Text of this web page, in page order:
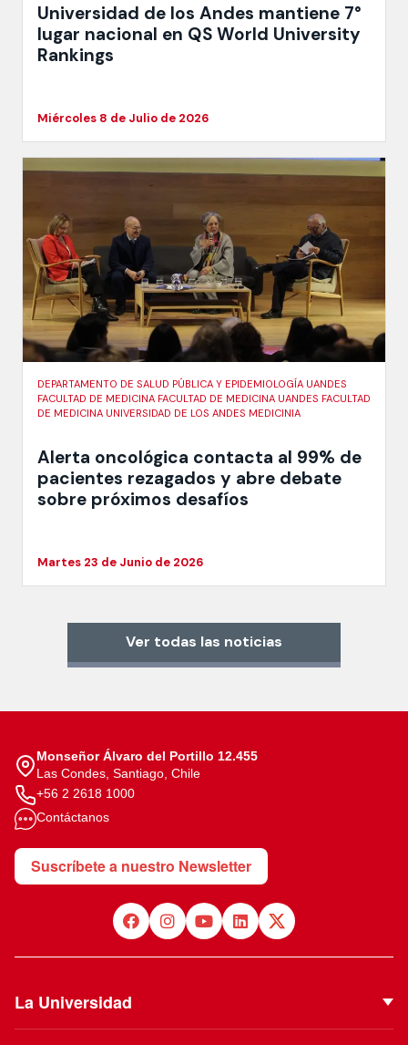
Universidad de los Andes mantiene 7°
lugar nacional en QS World University
Rankings
Miércoles 8 de Julio de 2026
DEPARTAMENTO DE SALUD PÚBLICA Y EPIDEMIOLOGÍA UANDES
FACULTAD DE MEDICINA FACULTAD DE MEDICINA UANDES FACULTAD
DE MEDICINA UNIVERSIDAD DE LOS ANDES MEDICINIA
Alerta oncológica contacta al 99% de
pacientes rezagados y abre debate
sobre próximos desafíos
Martes 23 de Junio de 2026
Ver todas las noticias
Monseñor Álvaro del Portillo 12.455
Las Condes, Santiago, Chile
+56 2 2618 1000
Contáctanos
Suscríbete a nuestro Newsletter
La Universidad